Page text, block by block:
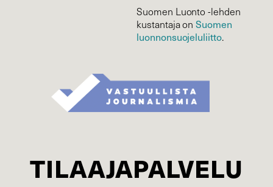
Suomen Luonto -lehden
kustantaja onSuomen
luonnonsuojelu­liitto.
TILAAJAPALVELU